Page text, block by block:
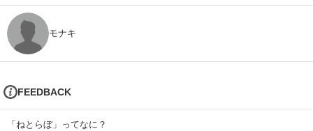
モナキ
FEEDBACK
「ねとらぼ」ってなに？